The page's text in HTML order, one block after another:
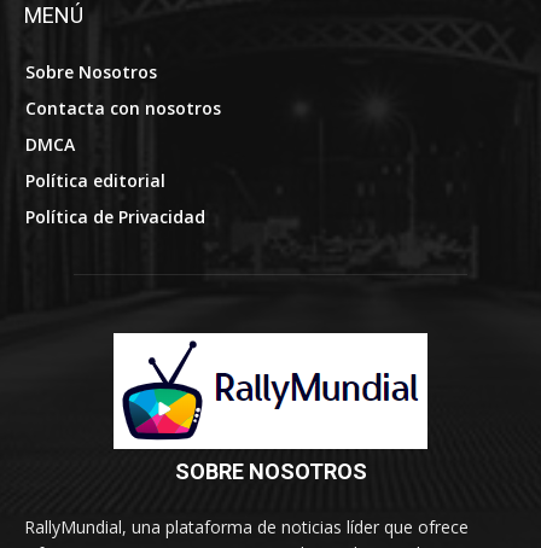
MENÚ
Sobre Nosotros
Contacta con nosotros
DMCA
Política editorial
Política de Privacidad
SOBRE NOSOTROS
RallyMundial, una plataforma de noticias líder que ofrece